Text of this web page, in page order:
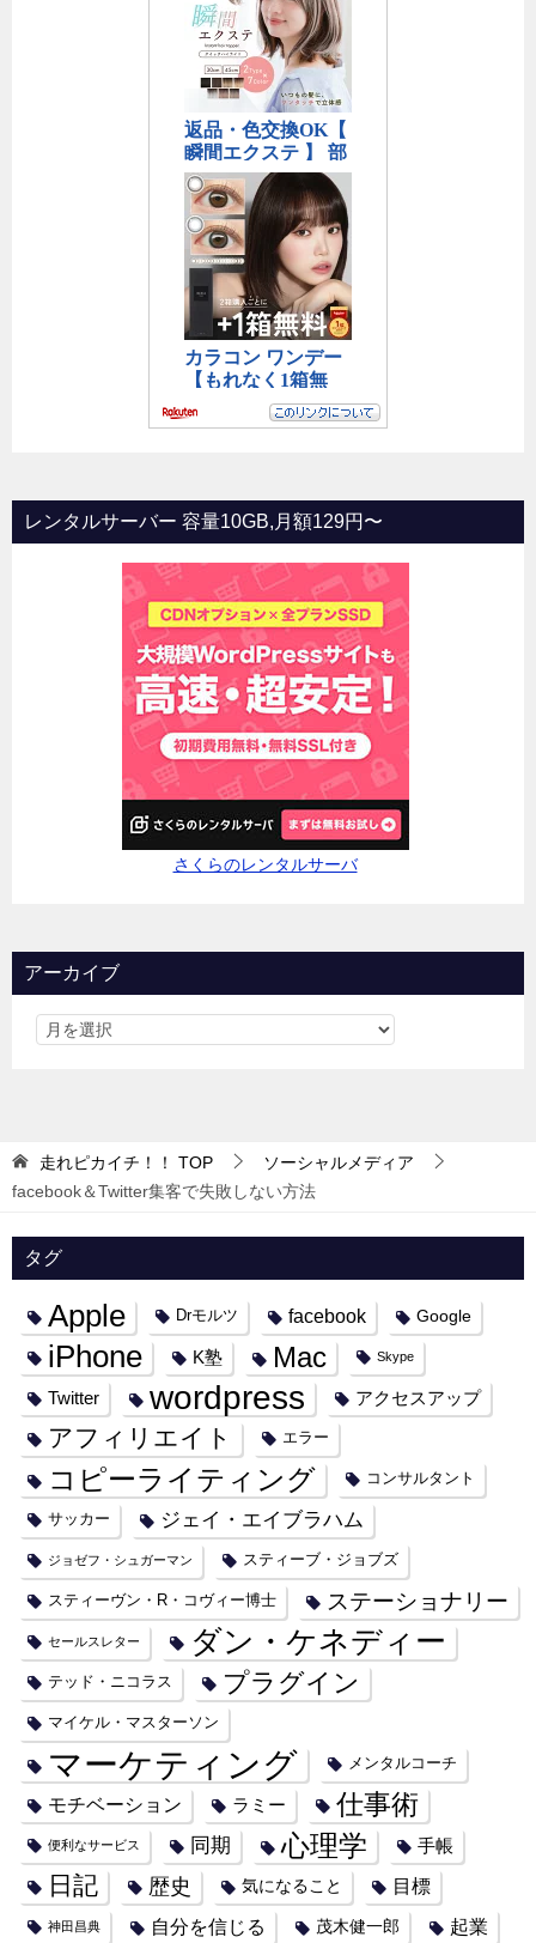
レンタルサーバー 容量10GB,月額129円〜
さくらのレンタルサーバ
アーカイブ
走れピカイチ！！ TOP
ソーシャルメディア
facebook＆Twitter集客で失敗しない方法
タグ
Apple Drモルツ facebook Google
iPhone K塾 Mac Skype
Twitter wordpress アクセスアップ
アフィリエイト エラー
コピーライティング コンサルタント
サッカー ジェイ・エイブラハム
ジョゼフ・シュガーマン スティーブ・ジョブズ
スティーヴン・R・コヴィー博士 ステーショナリー
セールスレター ダン・ケネディー
テッド・ニコラス プラグイン
マイケル・マスターソン
マーケティング メンタルコーチ
モチベーション ラミー 仕事術
便利なサービス 同期 心理学 手帳
日記 歴史 気になること 目標
神田昌典 自分を信じる 茂木健一郎 起業